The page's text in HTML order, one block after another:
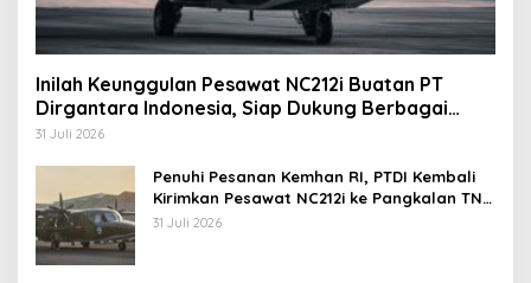
Inilah Keunggulan Pesawat NC212i Buatan PT
Dirgantara Indonesia, Siap Dukung Berbagai
Operasi TNI
31 Juli 2026
Penuhi Pesanan Kemhan RI, PTDI Kembali
Kirimkan Pesawat NC212i ke Pangkalan TNI
AU
31 Juli 2026